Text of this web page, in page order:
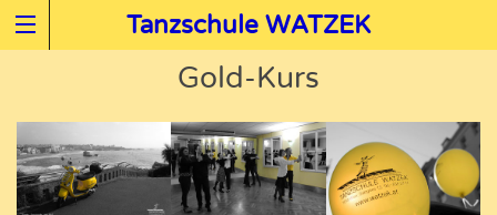
Tanzschule WATZEK
Gold-Kurs